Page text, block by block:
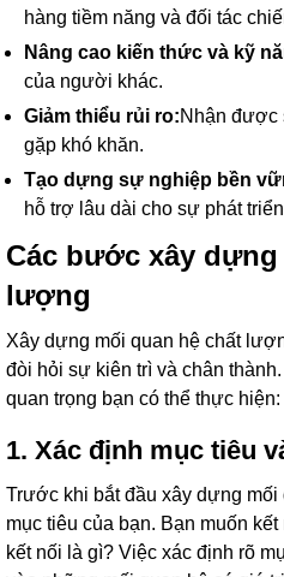
hàng tiềm năng và đối tác
Nâng cao kiến thức và kỹ
của người khác.
Giảm thiểu rủi ro:Nhận được
gặp khó khăn.
Tạo dựng sự nghiệp bền
hỗ trợ lâu dài cho sự phát
Các bước xây
lượng
Xây dựng mối quan hệ chất
đòi hỏi sự kiên trì và chân
quan trọng bạn có thể thực hiện:
1. Xác định mục tiêu
Trước khi bắt đầu xây dựng mối
mục tiêu của bạn. Bạn muốn
kết nối là gì? Việc xác định rõ